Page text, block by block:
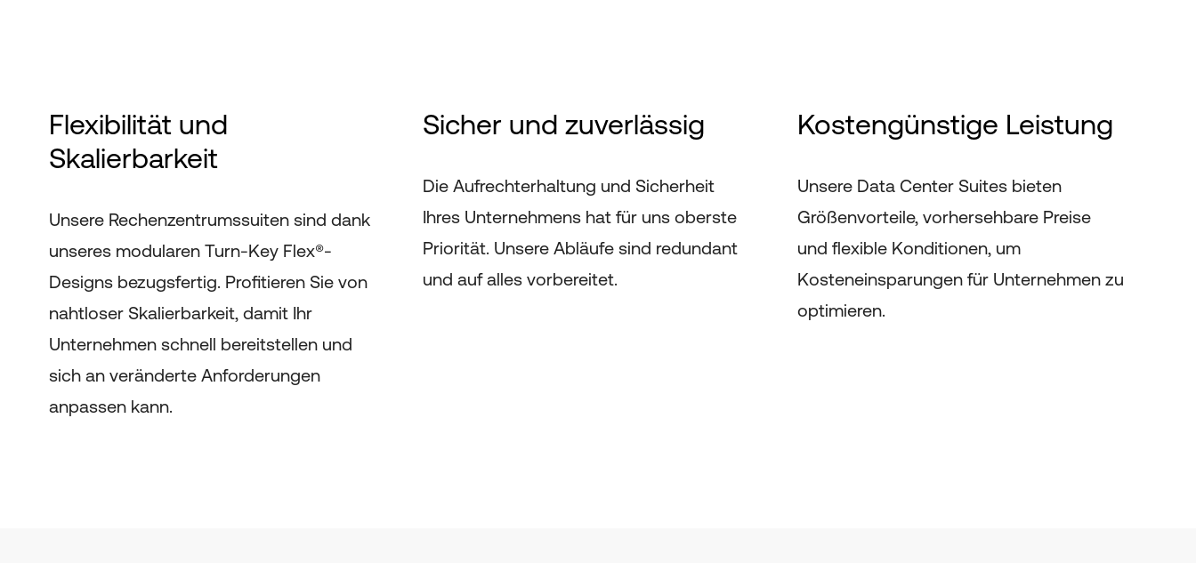
Flexibilität und
Skalierbarkeit
Unsere Rechenzentrumssuiten sind dank
unseres modularen Turn-Key Flex®-
Designs bezugsfertig. Profitieren Sie von
nahtloser Skalierbarkeit, damit Ihr
Unternehmen schnell bereitstellen und
sich an veränderte Anforderungen
anpassen kann.
Sicher und zuverlässig
Die Aufrechterhaltung und Sicherheit
Ihres Unternehmens hat für uns oberste
Priorität. Unsere Abläufe sind redundant
und auf alles vorbereitet.
Kostengünstige Leistung
Unsere Data Center Suites bieten
Größenvorteile, vorhersehbare Preise
und flexible Konditionen, um
Kosteneinsparungen für Unternehmen zu
optimieren.